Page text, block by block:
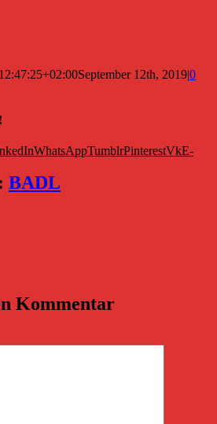
September 12th, 2019|0
WhatsAppTumblrPinterestVkE-
BADL
Kommentar